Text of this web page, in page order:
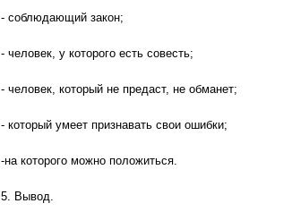
- соблюдающий закон;
- человек, у которого есть совесть;
- человек, который не предаст, не обманет;
- который умеет признавать свои ошибки;
-на которого можно положиться.
5. Вывод.